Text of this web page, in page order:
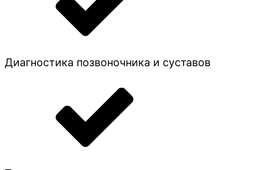
Диагностика позвоночника и суставов